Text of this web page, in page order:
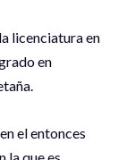
licenciatura en
en
el entonces